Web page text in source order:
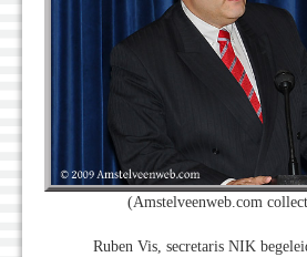
(Amstelveenweb.com
Ruben Vis, secretaris NIK